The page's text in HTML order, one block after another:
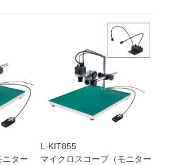
ニター
L-KIT855
マイクロスコープ（モニター